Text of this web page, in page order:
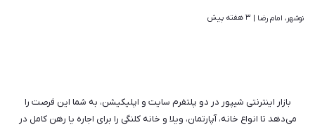
نوشهر، امام رضا | ۳ هفته پیش
بازار اینترنتی شیپور در دو پلتفرم سایت و اپلیکیشن، به شما این فرصت را
می‌دهد تا انواع خانه، آپارتمان، ویلا و خانه کلنگی را برای اجاره یا رهن کامل در